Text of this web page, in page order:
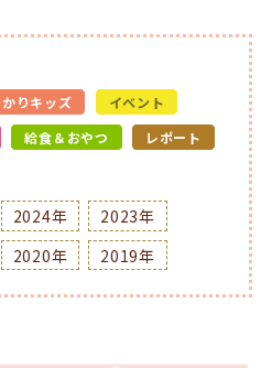
りキッズ
イベント
給食＆おやつ レポート
2024年
2023年
2020年 2019年